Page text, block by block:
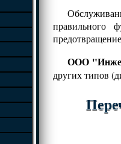
правильного
ООО
других типов